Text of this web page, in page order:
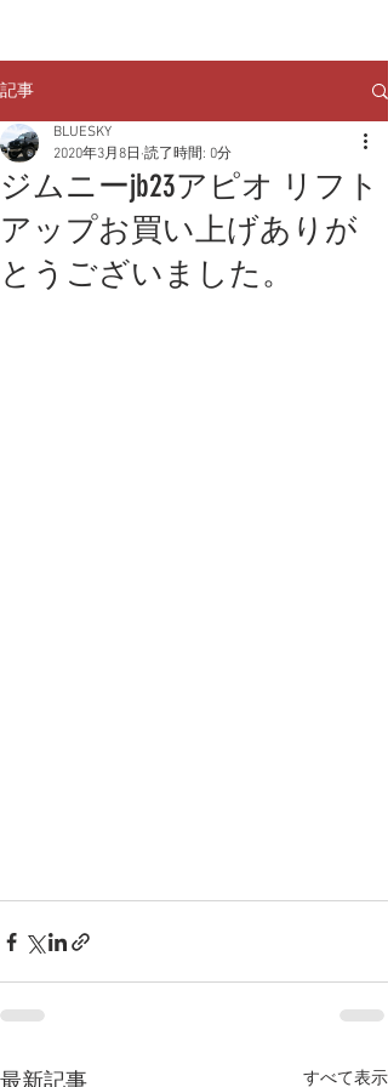
記事
ジムニーjb23アピオ リフト
アップお買い上げありが
とうございました。
BLUESKY
2020年3月8日 読了時間: 0分
すべて表示